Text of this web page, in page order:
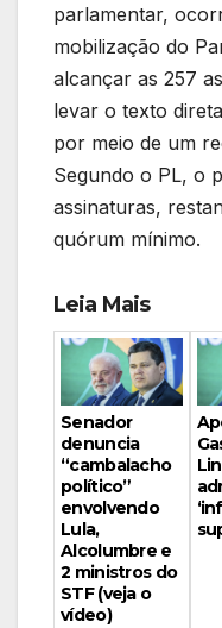
parlamentar,
mobilização do
alcançar as 257
levar o texto
por meio de um
Segundo o PL, o
assinaturas,
quórum mínimo.
Leia Mais
Senador
denuncia
“cambalacho
político”
envolvendo
Lula,
Alcolumbre e
2 ministros do
STF (veja o
vídeo)